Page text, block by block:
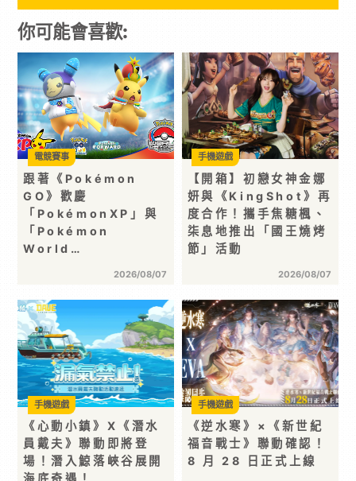
你可能會喜歡:
跟著《Pokémon
GO》歡慶
「PokémonXP」與
「Pokémon
World…
2026/08/07
電競賽事
【開箱】初戀女神金娜
妍與《KingShot》再
度合作！攜手焦糖楓、
柒息地推出「國王燒烤
節」活動
2026/08/07
手機遊戲
《心動小鎮》X《潛水
員戴夫》聯動即將登
場！潛入鯨落峽谷展開
手機遊戲
《逆水寒》×《新世紀
福音戰士》聯動確認！
8 月 28 日正式上線
手機遊戲